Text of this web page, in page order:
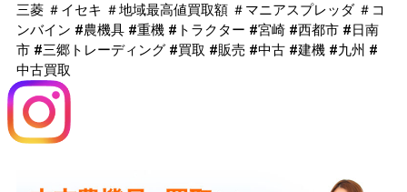
三菱 ＃イセキ ＃地域最高値買取額 ＃マニアスプレッダ ＃コ
ンバイン #農機具 #重機 #トラクター #宮崎 #西都市 #日南
市 #三郷トレーディング #買取 #販売 #中古 #建機 #九州 #
中古買取